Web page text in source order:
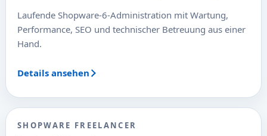
Laufende Shopware-6-Administration mit Wartung,
Performance, SEO und technischer Betreuung aus einer
Hand.
Details ansehen
SHOPWARE FREELANCER